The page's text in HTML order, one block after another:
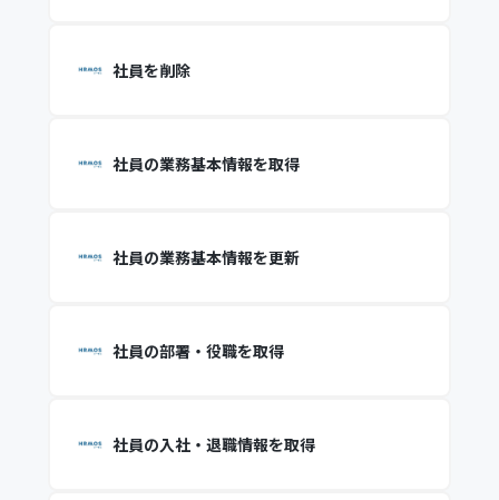
社員を削除
社員の業務基本情報を取得
社員の業務基本情報を更新
社員の部署・役職を取得
社員の入社・退職情報を取得